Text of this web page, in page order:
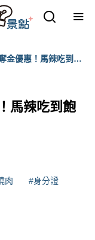
金優惠！馬辣吃到飽
馬辣吃到飽
肉 #身分證